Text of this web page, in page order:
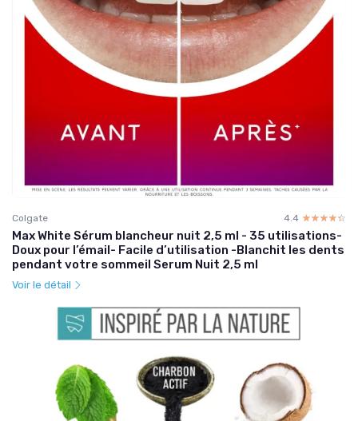
Colgate 4.4 ☆☆☆☆☆
★★★★★
Max White Sérum blancheur nuit 2,5 ml - 35 utilisations-
Doux pour l’émail- Facile d’utilisation -Blanchit les dents
pendant votre sommeil Serum Nuit 2,5 ml
Voir le détail